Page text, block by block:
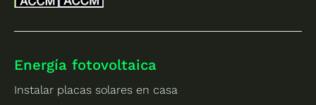
Energía fotovoltaica
Instalar placas solares en casa